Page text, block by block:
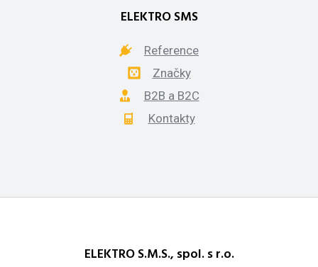
ELEKTRO SMS
Reference
Značky
B2B a B2C
Kontakty
ELEKTRO S.M.S., spol. s r.o.